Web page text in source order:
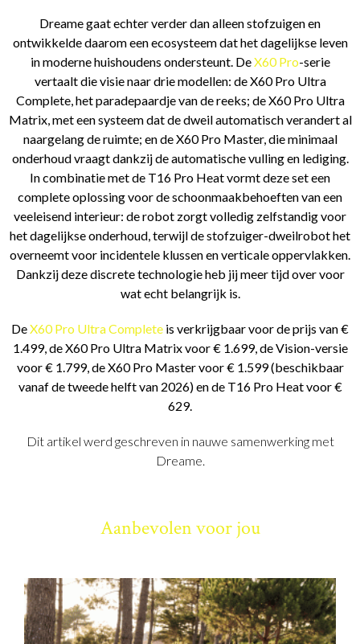
Dreame gaat echter verder dan alleen stofzuigen en
ontwikkelde daarom een ecosysteem dat het dagelijkse leven
in moderne huishoudens ondersteunt. DeX60 Pro-serie
vertaalt die visie naar drie modellen: de X60 Pro Ultra
Complete, het paradepaardje van de reeks; de X60 Pro Ultra
Matrix, met een systeem dat de dweil automatisch verandert al
naargelang de ruimte; en de X60 Pro Master, die minimaal
onderhoud vraagt dankzij de automatische vulling en lediging.
In combinatie met de T16 Pro Heat vormt deze set een
complete oplossing voor de schoonmaakbehoeften van een
veeleisend interieur: de robot zorgt volledig zelfstandig voor
het dagelijkse onderhoud, terwijl de stofzuiger-dweilrobot het
overneemt voor incidentele klussen en verticale oppervlakken.
Dankzij deze discrete technologie heb jij meer tijd over voor
wat echt belangrijk is.
DeX60 Pro Ultra Complete is verkrijgbaar voor de prijs van €
1.499, de X60 Pro Ultra Matrix voor € 1.699, de Vision-versie
voor € 1.799, de X60 Pro Master voor € 1.599 (beschikbaar
vanaf de tweede helft van 2026) en de T16 Pro Heat voor €
629.
Dit artikel werd geschreven in nauwe samenwerking met
Dreame.
Aanbevolen voor jou